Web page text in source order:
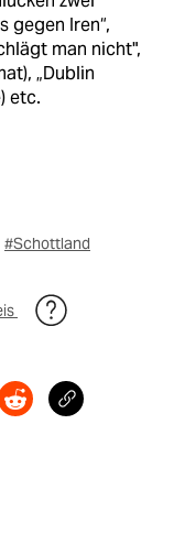
gegen Iren“,
man nicht",
„Dublin
etc.
#Schottland